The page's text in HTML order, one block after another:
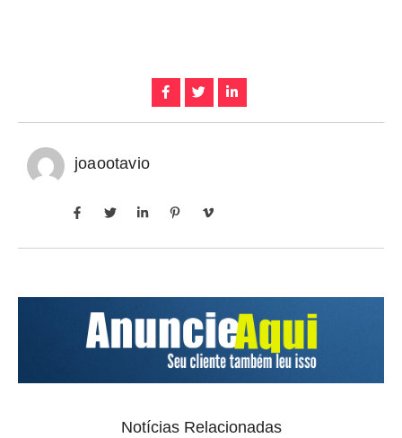
joaootavio
Notícias Relacionadas